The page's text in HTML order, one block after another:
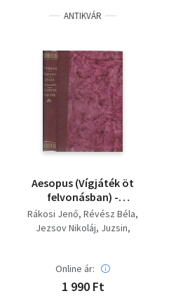
ANTIKVÁR
Aesopus (Vígjáték öt
felvonásban) -
Nyomor - A
végrendelet - Orosz
bosszúálló/A
hózivatar) - Szalárdi
János siralmas
Rákosi Jenő Révész Béla
Jezsov Nikoláj Juzsin
Online ár:
1 990 Ft